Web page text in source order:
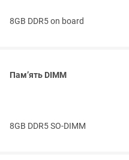
8GB DDR5 on board
Пам’ять DIMM
8GB DDR5 SO-DIMM